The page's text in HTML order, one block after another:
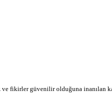
fikirler güvenilir olduğuna inanılan